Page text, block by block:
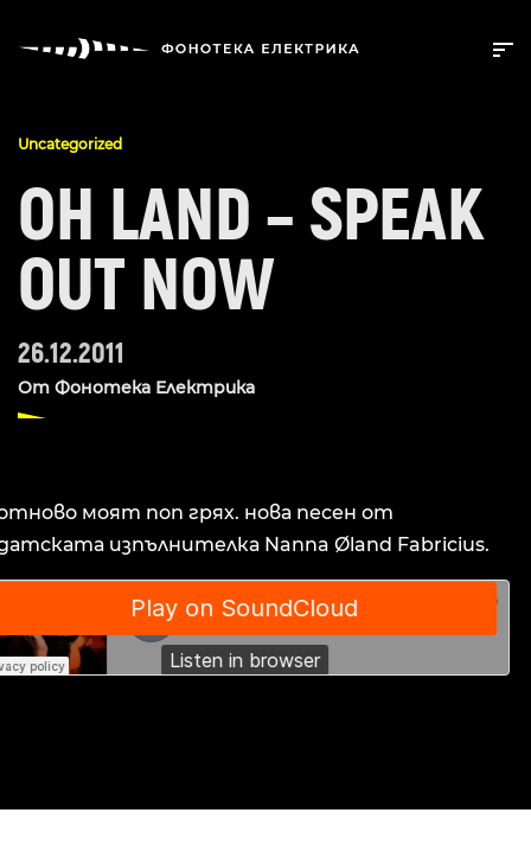
Uncategorized
OH LAND – SPEAK
OUT NOW
26.12.2011
От Фонотека Електрика
моят поп грях. нова песен от
изпълнителка Nanna Øland Fabricius.